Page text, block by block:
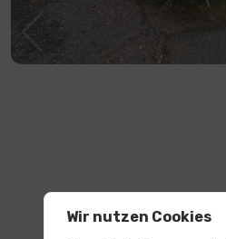
Wir nutzen Cookies